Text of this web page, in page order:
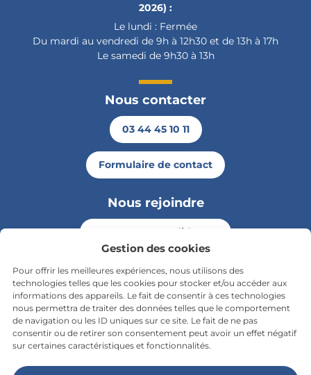
Gestion des cookies
Pour offrir les meilleures expériences, nous utilisons des
technologies telles que les cookies pour stocker et/ou accéder aux
informations des appareils. Le fait de consentir à ces technologies
nous permettra de traiter des données telles que le comportement
de navigation ou les ID uniques sur ce site. Le fait de ne pas
consentir ou de retirer son consentement peut avoir un effet négatif
sur certaines caractéristiques et fonctionnalités.
2026) :
Le lundi : Fermée
Du mardi au vendredi de 9h à 12h30 et de 13h à 17h
Le samedi de 9h30 à 13h
Nous contacter
03 44 45 10 11
Formulaire de contact
Nous rejoindre
Envoyer ma candidature
Rester informé
S'inscrire à la newsletter
Nous suivre sur les réseaux